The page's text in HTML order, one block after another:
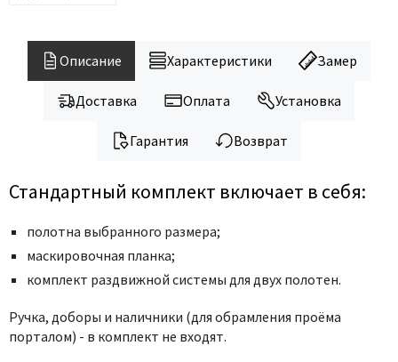
Описание Характеристики Замер
Доставка Оплата Установка
Гарантия Возврат
Стандартный комплект включает в себя:
полотна выбранного размера;
маскировочная планка;
комплект раздвижной системы для двух полотен.
Ручка, доборы и наличники (для обрамления проёма
порталом) - в комплект не входят.